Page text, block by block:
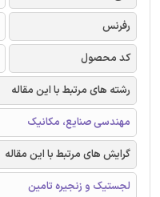
رفرنس
کد محصول
رشته های مرتبط با این مقاله
مهندسی صنایع، مکانیک
گرایش های مرتبط با این مقاله
لجستیک و زنجیره تامین